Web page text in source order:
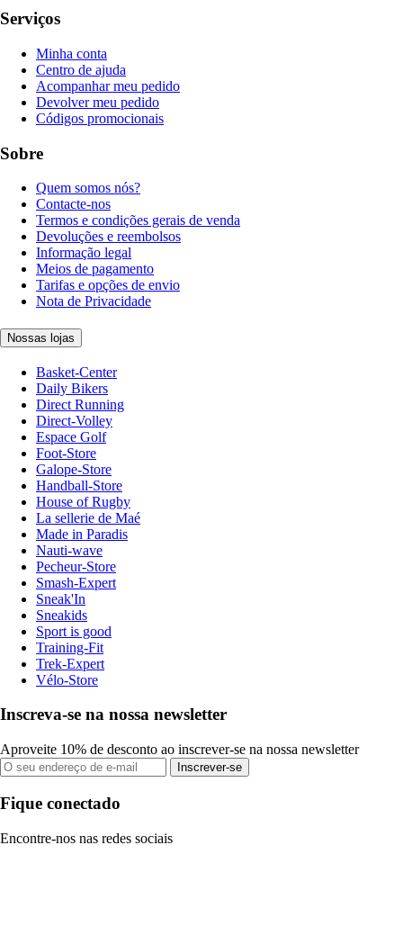
Serviços
Minha conta
Centro de ajuda
Acompanhar meu pedido
Devolver meu pedido
Códigos promocionais
Sobre
Quem somos nós?
Contacte-nos
Termos e condições gerais de venda
Devoluções e reembolsos
Informação legal
Meios de pagamento
Tarifas e opções de envio
Nota de Privacidade
Nossas lojas
Basket-Center
Daily Bikers
Direct Running
Direct-Volley
Espace Golf
Foot-Store
Galope-Store
Handball-Store
House of Rugby
La sellerie de Maé
Made in Paradis
Nauti-wave
Pecheur-Store
Smash-Expert
Sneak'In
Sneakids
Sport is good
Training-Fit
Trek-Expert
Vélo-Store
Inscreva-se na nossa newsletter
Aproveite 10% de desconto ao inscrever-se na nossa newsletter
Inscrever-se
Fique conectado
Encontre-nos nas redes sociais